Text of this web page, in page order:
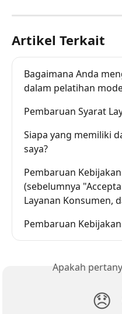
Artikel Terkait
Bagaimana Anda
dalam pelatihan
Pembaruan Syarat
Siapa yang memiliki
saya?
Pembaruan
(sebelumnya
Layanan Konsumen,
Pembaruan
Apakah
😞